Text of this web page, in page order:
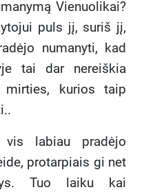
Vienuolikai?
puls jį, suriš jį,
numanyti, kad
tai dar nereiškia
kurios taip
labiau pradėjo
protarpiais gi net
Tuo laiku kai